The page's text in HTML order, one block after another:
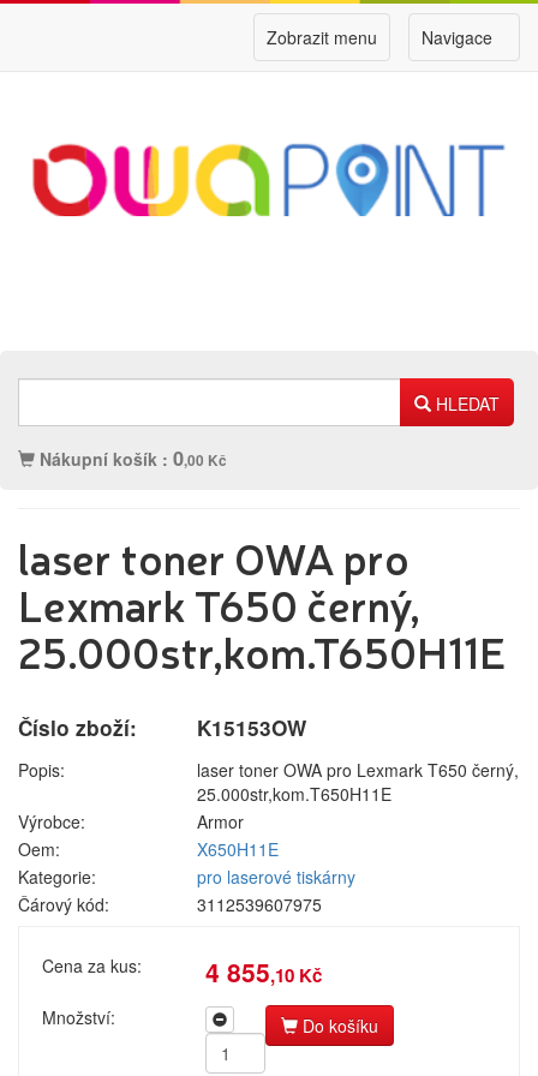
Navigace
Zobrazit menu
HLEDAT
Nákupní košík : 0,00 Kč
Přihlášení zákazníka
Nová registrace Ztráta hesla
Kategorie Výrobci
pro laserové tiskárny
pro jehličkové tiskárny
pro inkoustové tiskárny
pro laserové
tiskárny
pro
jehličkové
tiskárny
tiskárny
kopírovací
Label tape
Papíry a
fólie
Filamenty
3DW
laser toner OWA pro
Lexmark T650 černý,
25.000str,kom.T650H11E
Číslo zboží: K15153OW
Popis:
laser toner OWA pro Lexmark T650 černý,
25.000str,kom.T650H11E
Výrobce:
Armor
Oem:
X650H11E
Kategorie:
pro laserové tiskárny
Čárový kód:
3112539607975
Cena za kus: 4 855,10 Kč
Množství: Do košíku